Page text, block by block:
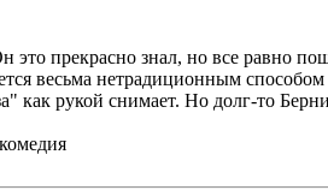
прекрасно знал, но все равно
весьма нетрадиционным
как рукой снимает. Но долг-то